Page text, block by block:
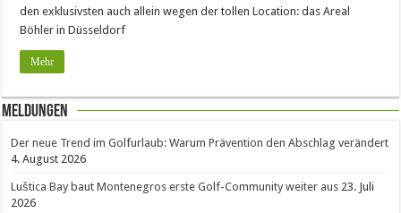
den exklusivsten auch allein wegen der tollen Location: das Areal
Böhler in Düsseldorf
Mehr
Meldungen
Der neue Trend im Golfurlaub: Warum Prävention den Abschlag verändert
4. August 2026
Luštica Bay baut Montenegros erste Golf-Community weiter aus 23. Juli
2026